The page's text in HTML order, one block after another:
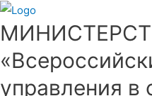
управления в